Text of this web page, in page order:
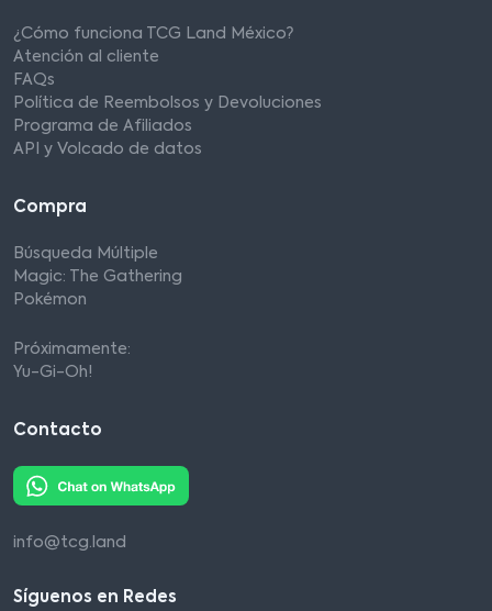
¿Cómo funciona TCG Land México?
Atención al cliente
FAQs
Política de Reembolsos y Devoluciones
Programa de Afiliados
API y Volcado de datos
Compra
Búsqueda Múltiple
Magic: The Gathering
Pokémon
Próximamente:
Yu-Gi-Oh!
Contacto
info@tcg.land
Síguenos en Redes